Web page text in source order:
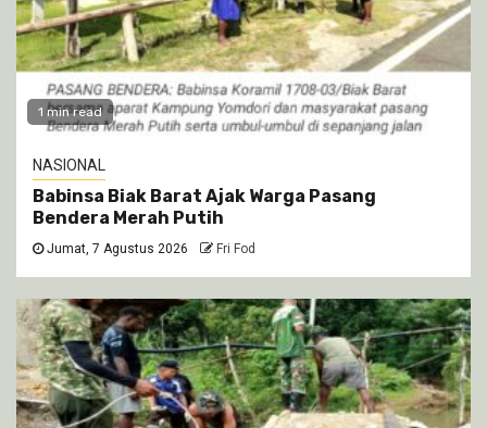
1 min read
NASIONAL
Babinsa Biak Barat Ajak Warga Pasang
Bendera Merah Putih
Jumat, 7 Agustus 2026 Fri Fod